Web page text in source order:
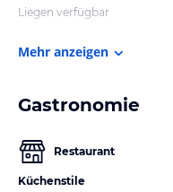
Liegen verfügbar
Mehr anzeigen
Gastronomie
Restaurant
Küchenstile